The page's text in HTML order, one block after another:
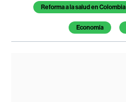
Reforma a la salud en Colombia
Economía